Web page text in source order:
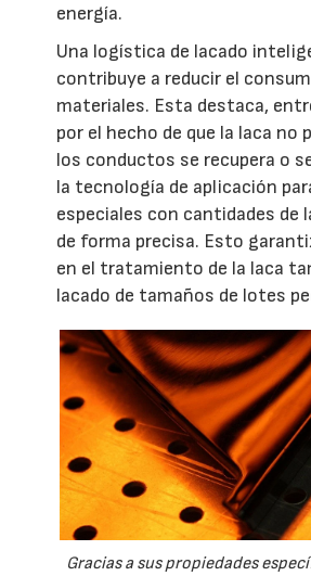
energía.
Una logística de lacado
contribuye a reducir el
materiales. Esta destaca,
por el hecho de que la laca no
los conductos se recupera o
la tecnología de aplicación
especiales con cantidades de
de forma precisa. Esto
en el tratamiento de la laca
lacado de tamaños de lotes
Gracias a sus propiedades